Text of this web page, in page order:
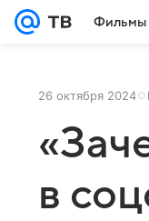
Фильмы
26 октября 2024
в